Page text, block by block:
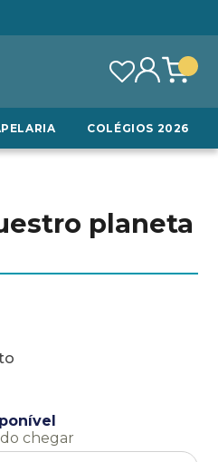
COLÉGIOS 2026
planeta
chegar